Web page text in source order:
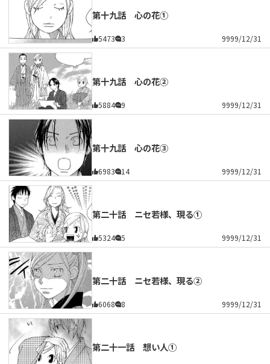
第十九話 心の花①
5473 3 9999/12/31
第十九話 心の花②
5884 9 9999/12/31
第十九話 心の花③
6983 14 9999/12/31
第二十話 ニセ若様、現る①
5324 5 9999/12/31
第二十話 ニセ若様、現る②
6068 8 9999/12/31
第二十一話 想い人①